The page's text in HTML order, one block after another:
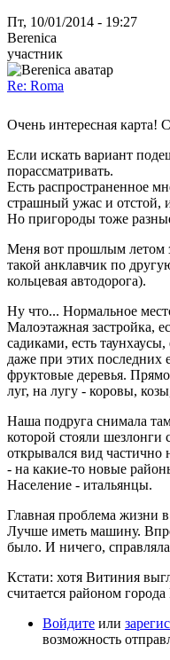
Пт, 10/01/2014 - 19:27
Berenica
участник
Re: Roma
Очень интересная карта!
Если искать вариант
порассматривать.
Есть распространенное
страшный ужас и отстой,
Но пригороды тоже
Меня вот прошлым летом
такой анклавчик по
кольцевая автодорога).
Ну что... Нормальное
Малоэтажная застройка,
садиками, есть
даже при этих последних
фруктовые деревья.
луг, на лугу - коровы,
Наша подруга снимала
которой стояли шезлонги
открывался вид частично
- на какие-то новые
Население - итальянцы.
Главная проблема жизни
Лучше иметь машину.
было. И ничего,
Кстати: хотя Витиния
считается районом
Войдите или
возможность